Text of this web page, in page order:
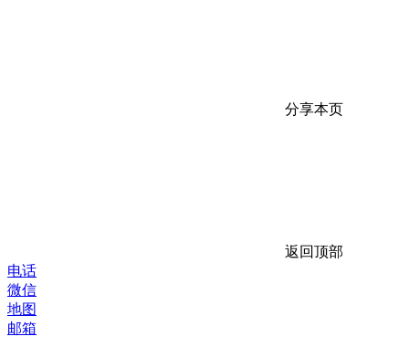
分享本页
返回顶部
电话
微信
地图
邮箱